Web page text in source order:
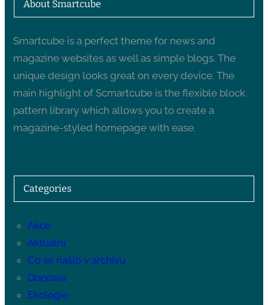
About Smartcube
Smartcube is a perfect theme for news and
magazine websites as well as simple blogs. The
unique design looks great on every device. The
main highlight of Scmartcube is the flexible block
pattern library which allows you to create a
magazine-styled homepage with ease.
Categories
Akce
Aktuální
Co se našlo v archivu
Doprava
Ekologie